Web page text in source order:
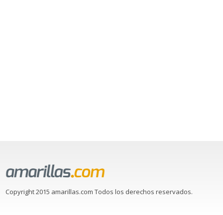
Copyright 2015 amarillas.com Todos los derechos reservados.